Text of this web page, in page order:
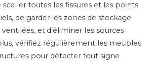
sceller toutes les fissures et les points
de garder les zones de stockage
et d’éliminer les sources
vérifiez régulièrement les meubles
pour détecter tout signe